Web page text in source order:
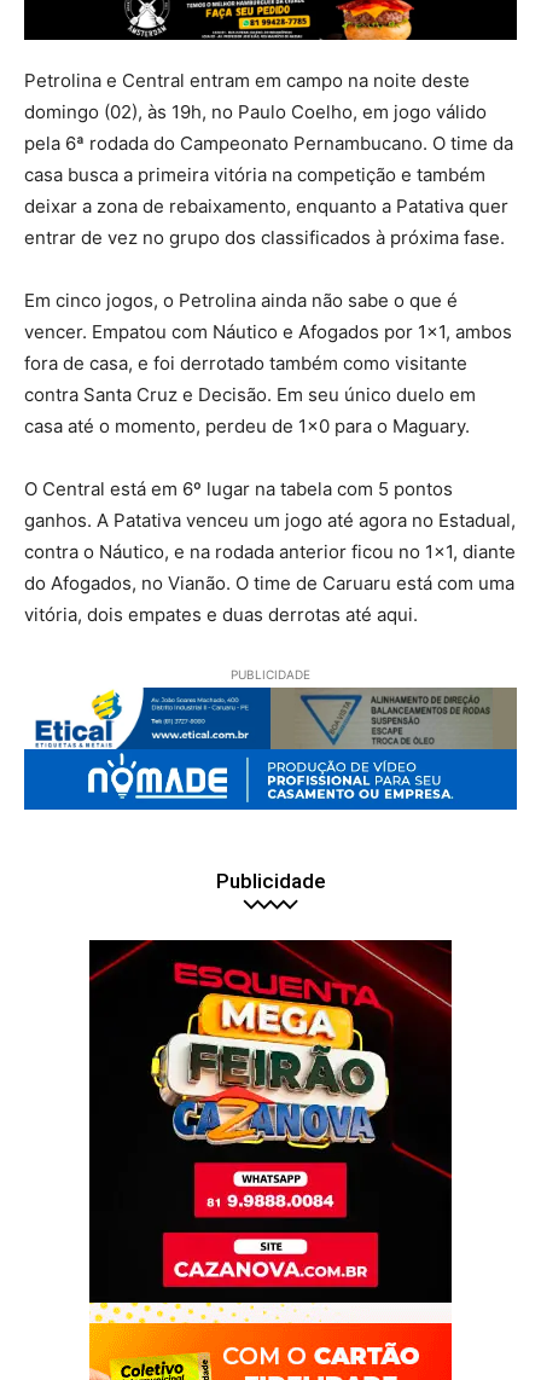
Petrolina e Central entram em campo na noite deste
domingo (02), às 19h, no Paulo Coelho, em jogo válido
pela 6ª rodada do Campeonato Pernambucano. O time da
casa busca a primeira vitória na competição e também
deixar a zona de rebaixamento, enquanto a Patativa quer
entrar de vez no grupo dos classificados à próxima fase.
Em cinco jogos, o Petrolina ainda não sabe o que é
vencer. Empatou com Náutico e Afogados por 1×1, ambos
fora de casa, e foi derrotado também como visitante
contra Santa Cruz e Decisão. Em seu único duelo em
casa até o momento, perdeu de 1×0 para o Maguary.
O Central está em 6º lugar na tabela com 5 pontos
ganhos. A Patativa venceu um jogo até agora no Estadual,
contra o Náutico, e na rodada anterior ficou no 1×1, diante
do Afogados, no Vianão. O time de Caruaru está com uma
vitória, dois empates e duas derrotas até aqui.
PUBLICIDADE
Publicidade